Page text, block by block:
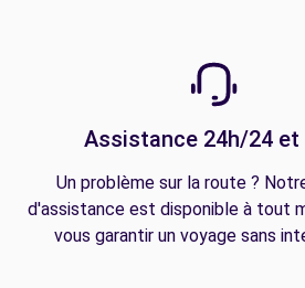
Assistance 24h/24 et
Un problème sur la route ?
d'assistance est disponible à tout
vous garantir un voyage sans